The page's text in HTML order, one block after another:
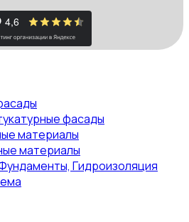
фасады
материалы
материалы
Гидроизоляция